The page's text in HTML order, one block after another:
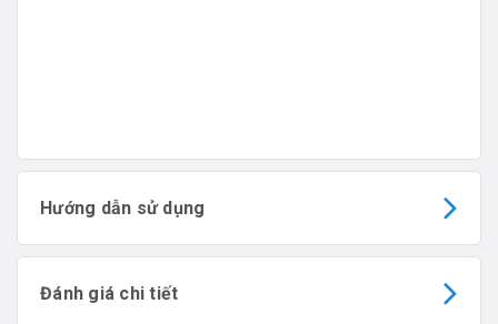
Hướng dẫn sử dụng
Đánh giá chi tiết